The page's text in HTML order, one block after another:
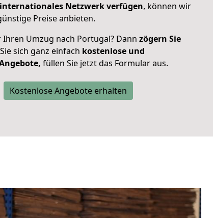
Netzwerk verfügen, können wir
Preise anbieten.
Umzug nach Portugal? Dann zögern Sie
sich ganz einfach kostenlose und
füllen Sie jetzt das Formular aus.
Kostenlose Angebote erhalten